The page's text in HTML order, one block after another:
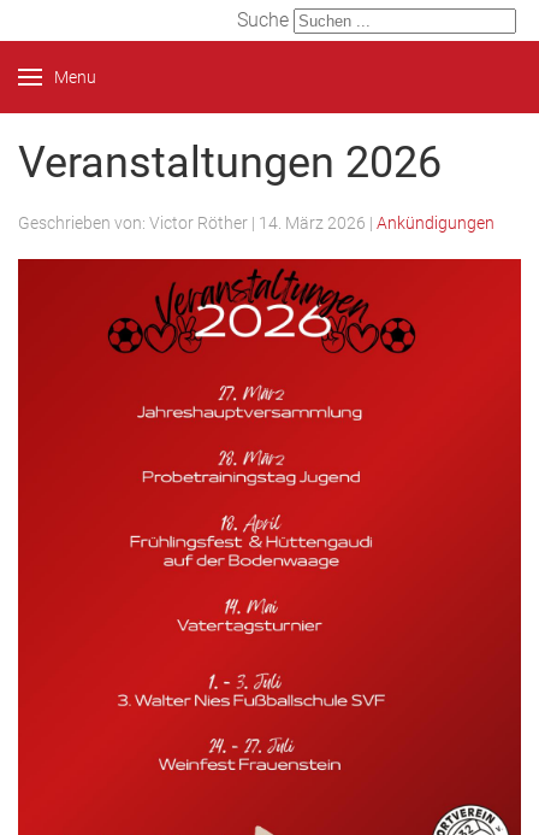
Suche
Menu
Veranstaltungen 2026
Geschrieben von: Victor Röther | 14. März 2026 | Ankündigungen